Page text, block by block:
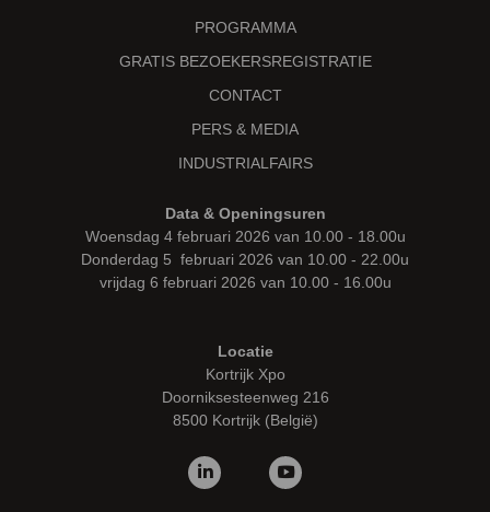
PROGRAMMA
GRATIS BEZOEKERSREGISTRATIE
CONTACT
PERS & MEDIA
INDUSTRIALFAIRS
Data & Openingsuren
Woensdag 4 februari 2026 van 10.00 - 18.00u
Donderdag 5 februari 2026 van 10.00 - 22.00u
vrijdag 6 februari 2026 van 10.00 - 16.00u
Locatie
Kortrijk Xpo
Doorniksesteenweg 216
8500 Kortrijk (België)